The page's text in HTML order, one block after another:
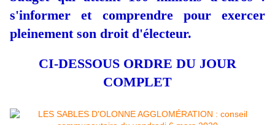
s'informer et comprendre pour exercer
pleinement son droit d'électeur.
CI-DESSOUS ORDRE DU JOUR
COMPLET